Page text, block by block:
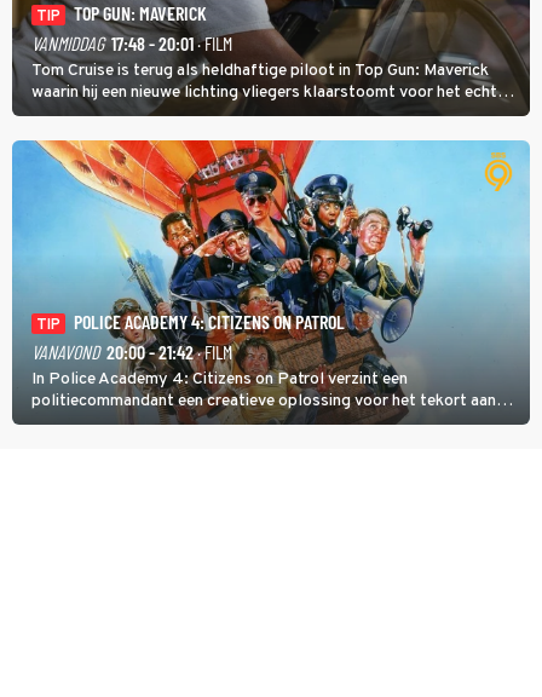
TIP
TOP GUN: MAVERICK
VANMIDDAG 17:48 - 20:01· FILM
Tom Cruise is terug als heldhaftige piloot in Top Gun: Maverick
waarin hij een nieuwe lichting vliegers klaarstoomt voor het echte
werk.
TIP
POLICE ACADEMY 4: CITIZENS ON PATROL
VANAVOND 20:00 - 21:42· FILM
In Police Academy 4: Citizens on Patrol verzint een
politiecommandant een creatieve oplossing voor het tekort aan
agenten.